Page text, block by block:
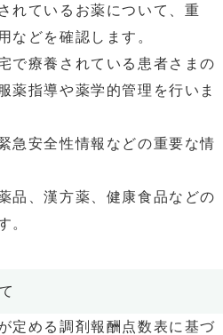
れているお薬について、重
などを確認します。
で療養されている患者さまの
薬指導や薬学的管理を行いま
急安全性情報などの重要な情
品、漢方薬、健康食品などの
。
定める調剤報酬点数表に基づ